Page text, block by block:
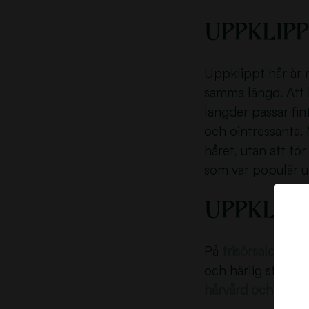
Uppklippt hår är
samma längd.
längder passar
och
håret, utan att
som var populär
På
och härlig stund
hårvård och